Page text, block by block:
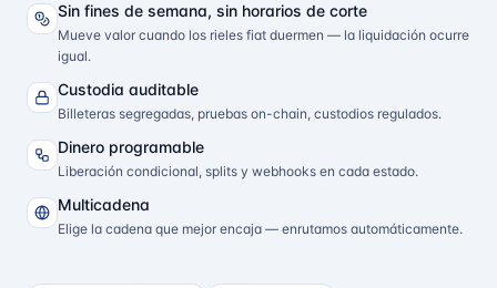
Sin fines de semana, sin horarios de corte
Mueve valor cuando los rieles fiat duermen — la liquidación ocurre
igual.
Custodia auditable
Billeteras segregadas, pruebas on-chain, custodios regulados.
Dinero programable
Liberación condicional, splits y webhooks en cada estado.
Multicadena
Elige la cadena que mejor encaja — enrutamos automáticamente.